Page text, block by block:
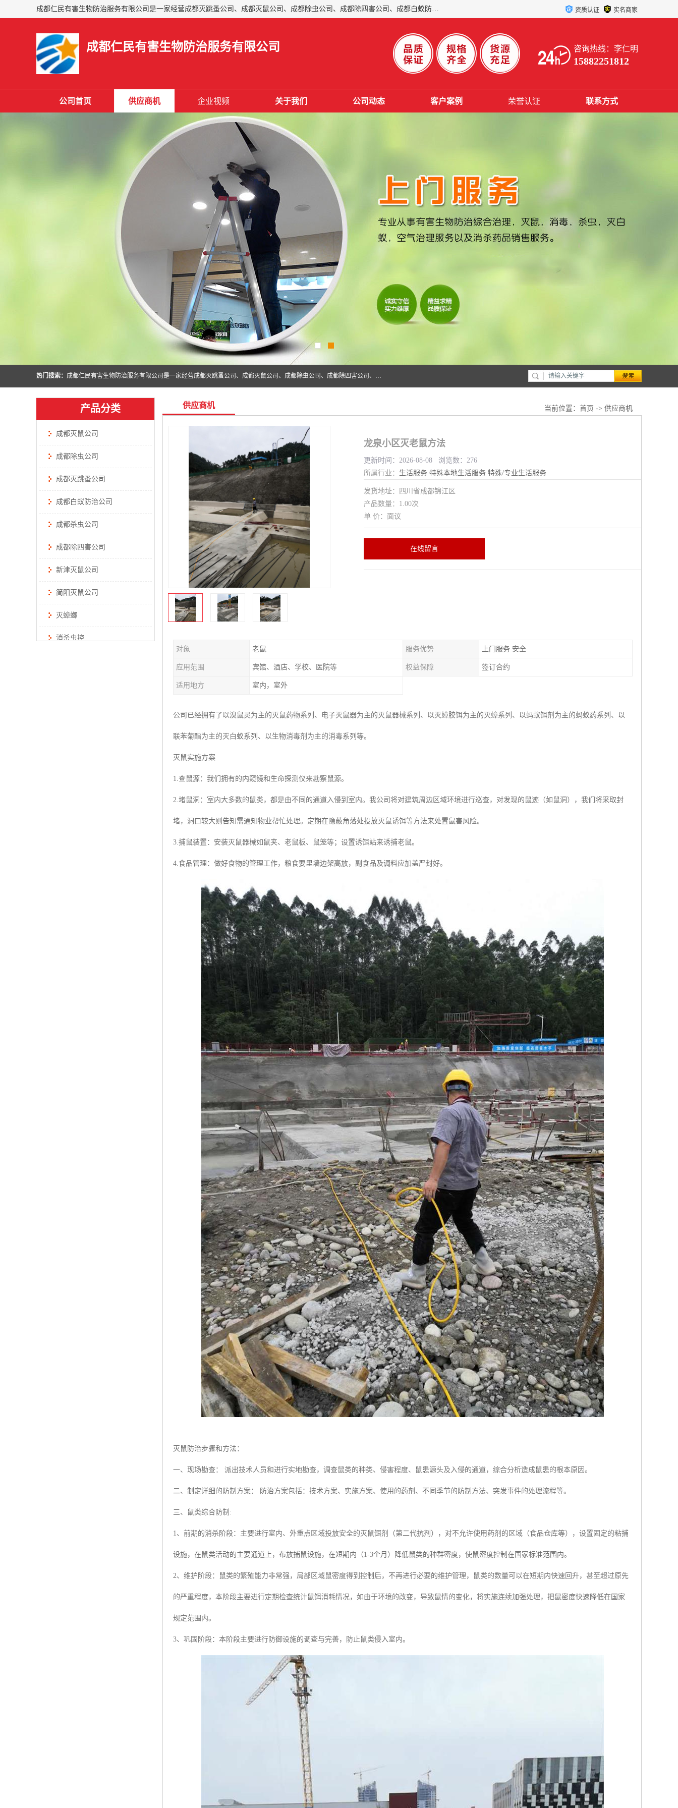
成都仁民有害生物防治服务有限公司是一家经营成都灭跳蚤公司、成都灭鼠公司、成都除虫公司、成都除四害公司、成都白蚁防治公司、成都杀虫公司等。业务覆盖：青白江、郫县、简阳、金堂、乐山、眉山、绵阳、彭州等区域。 由于我们的专业技术和服务态度得到了肯定、 目前公司已经与省内外的多个金 融企业、高端写字楼、星级酒 店、宾馆餐饮企业、学校、制造生产企业、物业小区建立了长期友好的合作关系。 资质认证 实名商家
成都仁民有害生物防治服务有限公司 咨询热线：李仁明
15882251812
公司首页 供应商机 企业视频 关于我们 公司动态 客户案例 荣誉认证 联系方式
热门搜索： 成都仁民有害生物防治服务有限公司是一家经营成都灭跳蚤公司、成都灭鼠公司、成都除虫公司、成都除四害公司、成都白蚁防治公司、成都杀虫公司等。业务覆盖：青白江、郫县、简阳、金堂、乐山、眉山、绵阳、彭州等区域。 由于我们的专业技术和服务态度得到了肯定、 目前公司已经与省内外的多个金 融企业、高端写字楼、星级酒 店、宾馆餐饮企业、学校、制造生产企业、物业小区建立了长期友好的合作关系。
产品分类
成都灭鼠公司
成都除虫公司
成都灭跳蚤公司
成都白蚁防治公司
成都杀虫公司
成都除四害公司
新津灭鼠公司
简阳灭鼠公司
灭蟑螂
消杀虫控
供应商机 当前位置： 首页 -> 供应商机
龙泉小区灭老鼠方法
更新时间：2026-08-08 浏览数：276
所属行业： 生活服务 特殊本地生活服务 特殊/专业生活服务
发货地址：四川省成都锦江区
产品数量：1.00次
单 价：面议
在线留言
对象 老鼠 服务优势 上门服务 安全
应用范围 宾馆、酒店、学校、医院等 权益保障 签订合约
适用地方 室内，室外
公司已经拥有了以溴鼠灵为主的灭鼠药物系列、电子灭鼠器为主的灭鼠器械系列、以灭蟑胶饵为主的灭蟑系列、以蚂蚁饵剂为主的蚂蚁药系列、以
联苯菊酯为主的灭白蚁系列、以生物消毒剂为主的消毒系列等。
灭鼠实施方案
1.查鼠源：我们拥有的内窥镜和生命探测仪来勘察鼠源。
2.堵鼠洞：室内大多数的鼠类，都是由不同的通道入侵到室内。我公司将对建筑周边区域环境进行巡查，对发现的鼠迹（如鼠洞），我们将采取封
堵，洞口较大则告知需通知物业帮忙处理。定期在隐蔽角落处投放灭鼠诱饵等方法来处置鼠害风险。
3.捕鼠装置：安装灭鼠器械如鼠夹、老鼠板、鼠笼等；设置诱饵站来诱捕老鼠。
4.食品管理：做好食物的管理工作，粮食要里墙边架高放，副食品及调料应加盖严封好。
灭鼠防治步骤和方法：
一、现场勘查： 派出技术人员和进行实地勘查，调查鼠类的种类、侵害程度、鼠患源头及入侵的通道，综合分析造成鼠患的根本原因。
二、制定详细的防制方案： 防治方案包括：技术方案、实施方案、使用的药剂、不同季节的防制方法、突发事件的处理流程等。
三、鼠类综合防制:
1、前期的消杀阶段：主要进行室内、外重点区域投放安全的灭鼠饵剂（第二代抗剂），对不允许使用药剂的区域（食品仓库等），设置固定的粘捕
设施，在鼠类活动的主要通道上，布放捕鼠设施，在短期内（1-3个月）降低鼠类的种群密度，使鼠密度控制在国家标准范围内。
2、维护阶段：鼠类的繁殖能力非常强，局部区域鼠密度得到控制后，不再进行必要的维护管理，鼠类的数量可以在短期内快速回升，甚至超过原先
的严重程度，本阶段主要进行定期检查统计鼠饵消耗情况，如由于环境的改变，导致鼠情的变化，将实施连续加强处理，把鼠密度快速降低在国家
规定范围内。
3、巩固阶段：本阶段主要进行防御设施的调查与完善，防止鼠类侵入室内。